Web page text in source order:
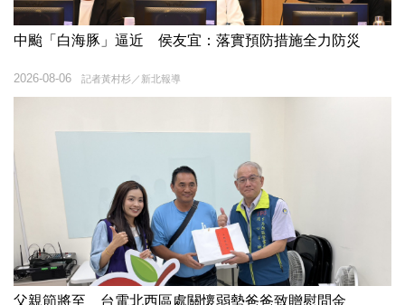
中颱「白海豚」逼近 侯友宜：落實預防措施全力防災
記者黃村杉／新北報導
2026-08-06
父親節將至 台電北西區處關懷弱勢爸爸致贈慰問金